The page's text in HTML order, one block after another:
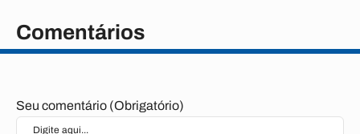
Comentários
Seu comentário (Obrigatório)